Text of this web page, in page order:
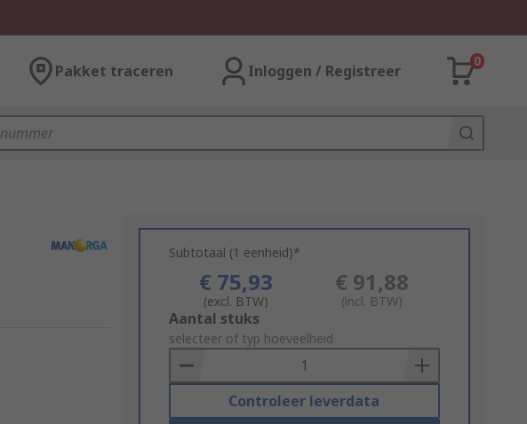
Pakket traceren Inloggen / Registreer
0
Subtotaal (1 eenheid)*
€ 75,93
(excl. BTW)
€ 91,88
(incl. BTW)
Add
to
Basket
Aantal stuks
selecteer of typ hoeveelheid
Controleer leverdata